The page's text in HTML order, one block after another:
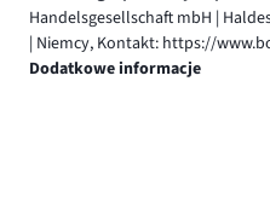
Handelsgesellschaft mbH |
| Niemcy, Kontakt: https://
Dodatkowe informacje